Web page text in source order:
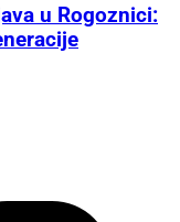
u Rogoznici: